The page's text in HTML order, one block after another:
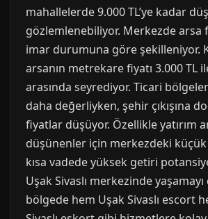
mahallelerde 9.000 TL’ye kadar
gözlemlenebiliyor. Merkezde arsa
imar durumuna göre şekilleniyor.
arsanın metrekare fiyatı 3.000 TL
arasında seyrediyor. Ticari
daha değerliyken, şehir çıkışına
fiyatlar düşüyor. Özellikle yatırım
düşünenler için merkezdeki
kısa vadede yüksek getiri
Uşak Sivaslı merkezinde
bölgede hem Uşak Sivaslı escort